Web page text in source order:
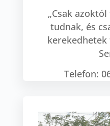
„Csak
tudnak, és
Telefon: